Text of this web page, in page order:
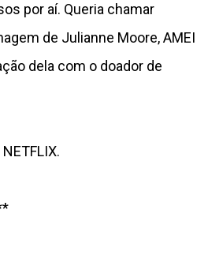
por aí. Queria chamar
de Julianne Moore, AMEI
dela com o doador de